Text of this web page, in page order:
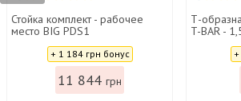
Стойка комплект - рабочее
место BIG PDS1
+ 1 184 грн бонус
11 844 грн
Т-
T-BAR -